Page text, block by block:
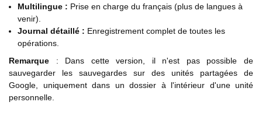
Multilingue : Prise en charge du français (plus de langues à
venir).
Journal détaillé : Enregistrement complet de toutes les
opérations.
Remarque : Dans cette version, il n'est pas possible de
sauvegarder les sauvegardes sur des unités partagées de
Google, uniquement dans un dossier à l'intérieur d'une unité
personnelle.